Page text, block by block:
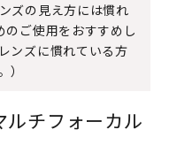
ズの見え方には慣れ
ご使用をおすすめし
ンズに慣れている方
ルチフォーカル